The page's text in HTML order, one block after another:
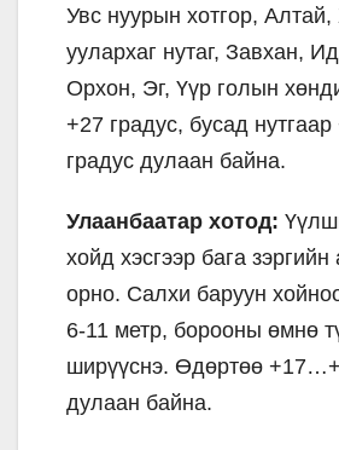
Увс нуурын хотгор, Алтай,
уулархаг нутаг, Завхан,
Орхон, Эг, Үүр голын
+27 градус, бусад
градус дулаан байна.
Улаанбаатар хотод:
хойд хэсгээр бага
орно. Салхи баруун
6-11 метр, борооны өмнө
ширүүснэ. Өдөртөө
дулаан байна.